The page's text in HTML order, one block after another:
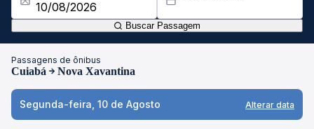
Buscar Passagem
Passagens de ônibus
Cuiabá Nova Xavantina
Segunda-feira, 10 de Agosto Alterar data